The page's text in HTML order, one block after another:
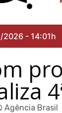
2026 - 14:01h
Agência Brasil